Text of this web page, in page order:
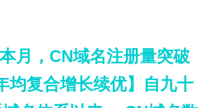
月，CN域名注册量突破
均复合增长续优】自九十